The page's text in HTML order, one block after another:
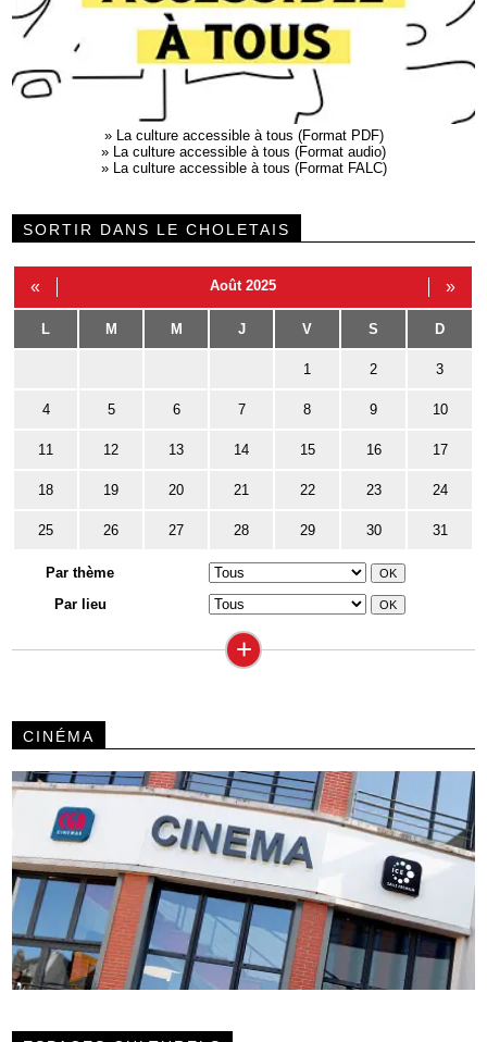
»
La culture accessible à tous (Format PDF)
»
La culture accessible à tous (Format audio)
»
La culture accessible à tous (Format FALC)
SORTIR DANS LE CHOLETAIS
« Août 2025 »
L M M J V S D
1 2 3
4 5 6 7 8 9 10
11 12 13 14 15 16 17
18 19 20 21 22 23 24
25 26 27 28 29 30 31
Par thème
Par lieu
+
CINÉMA